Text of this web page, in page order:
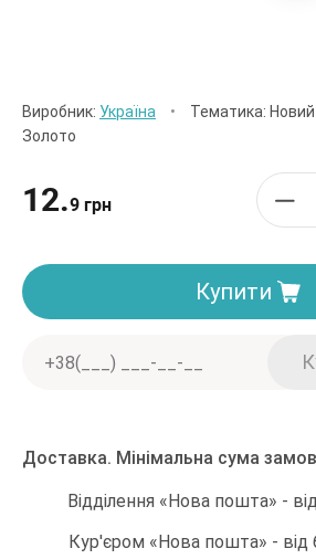
Виробник: Україна • Тематика: Новий
Золото
12.9 грн
Купити
Доставка. Мінімальна сума
Відділення «Нова пошта» -
Кур'єром «Нова пошта» - від